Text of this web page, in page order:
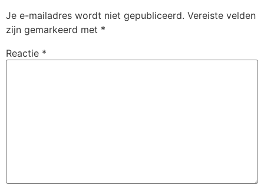
Je e-mailadres wordt niet gepubliceerd. Vereiste velden
zijn gemarkeerd met *
Reactie *